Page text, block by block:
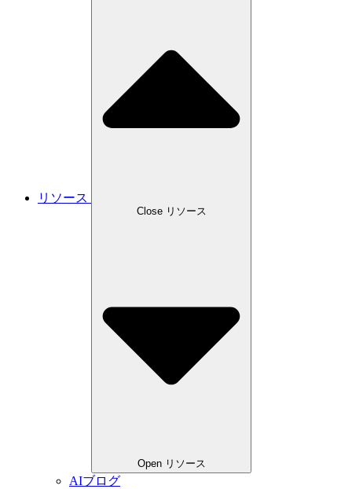
リソース
Close リソース
Open リソース
AIブログ